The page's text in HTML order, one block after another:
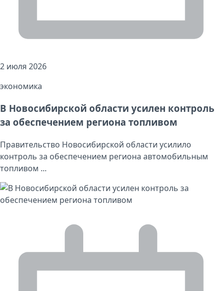
2 июля 2026
экономика
В Новосибирской области усилен контроль
за обеспечением региона топливом
Правительство Новосибирской области усилило
контроль за обеспечением региона автомобильным
топливом ...